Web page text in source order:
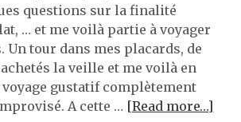
questions sur la finalité
… et me voilà partie à voyager
Un tour dans mes placards, de
la veille et me voilà en
gustatif complètement
A cette … [Read more…]